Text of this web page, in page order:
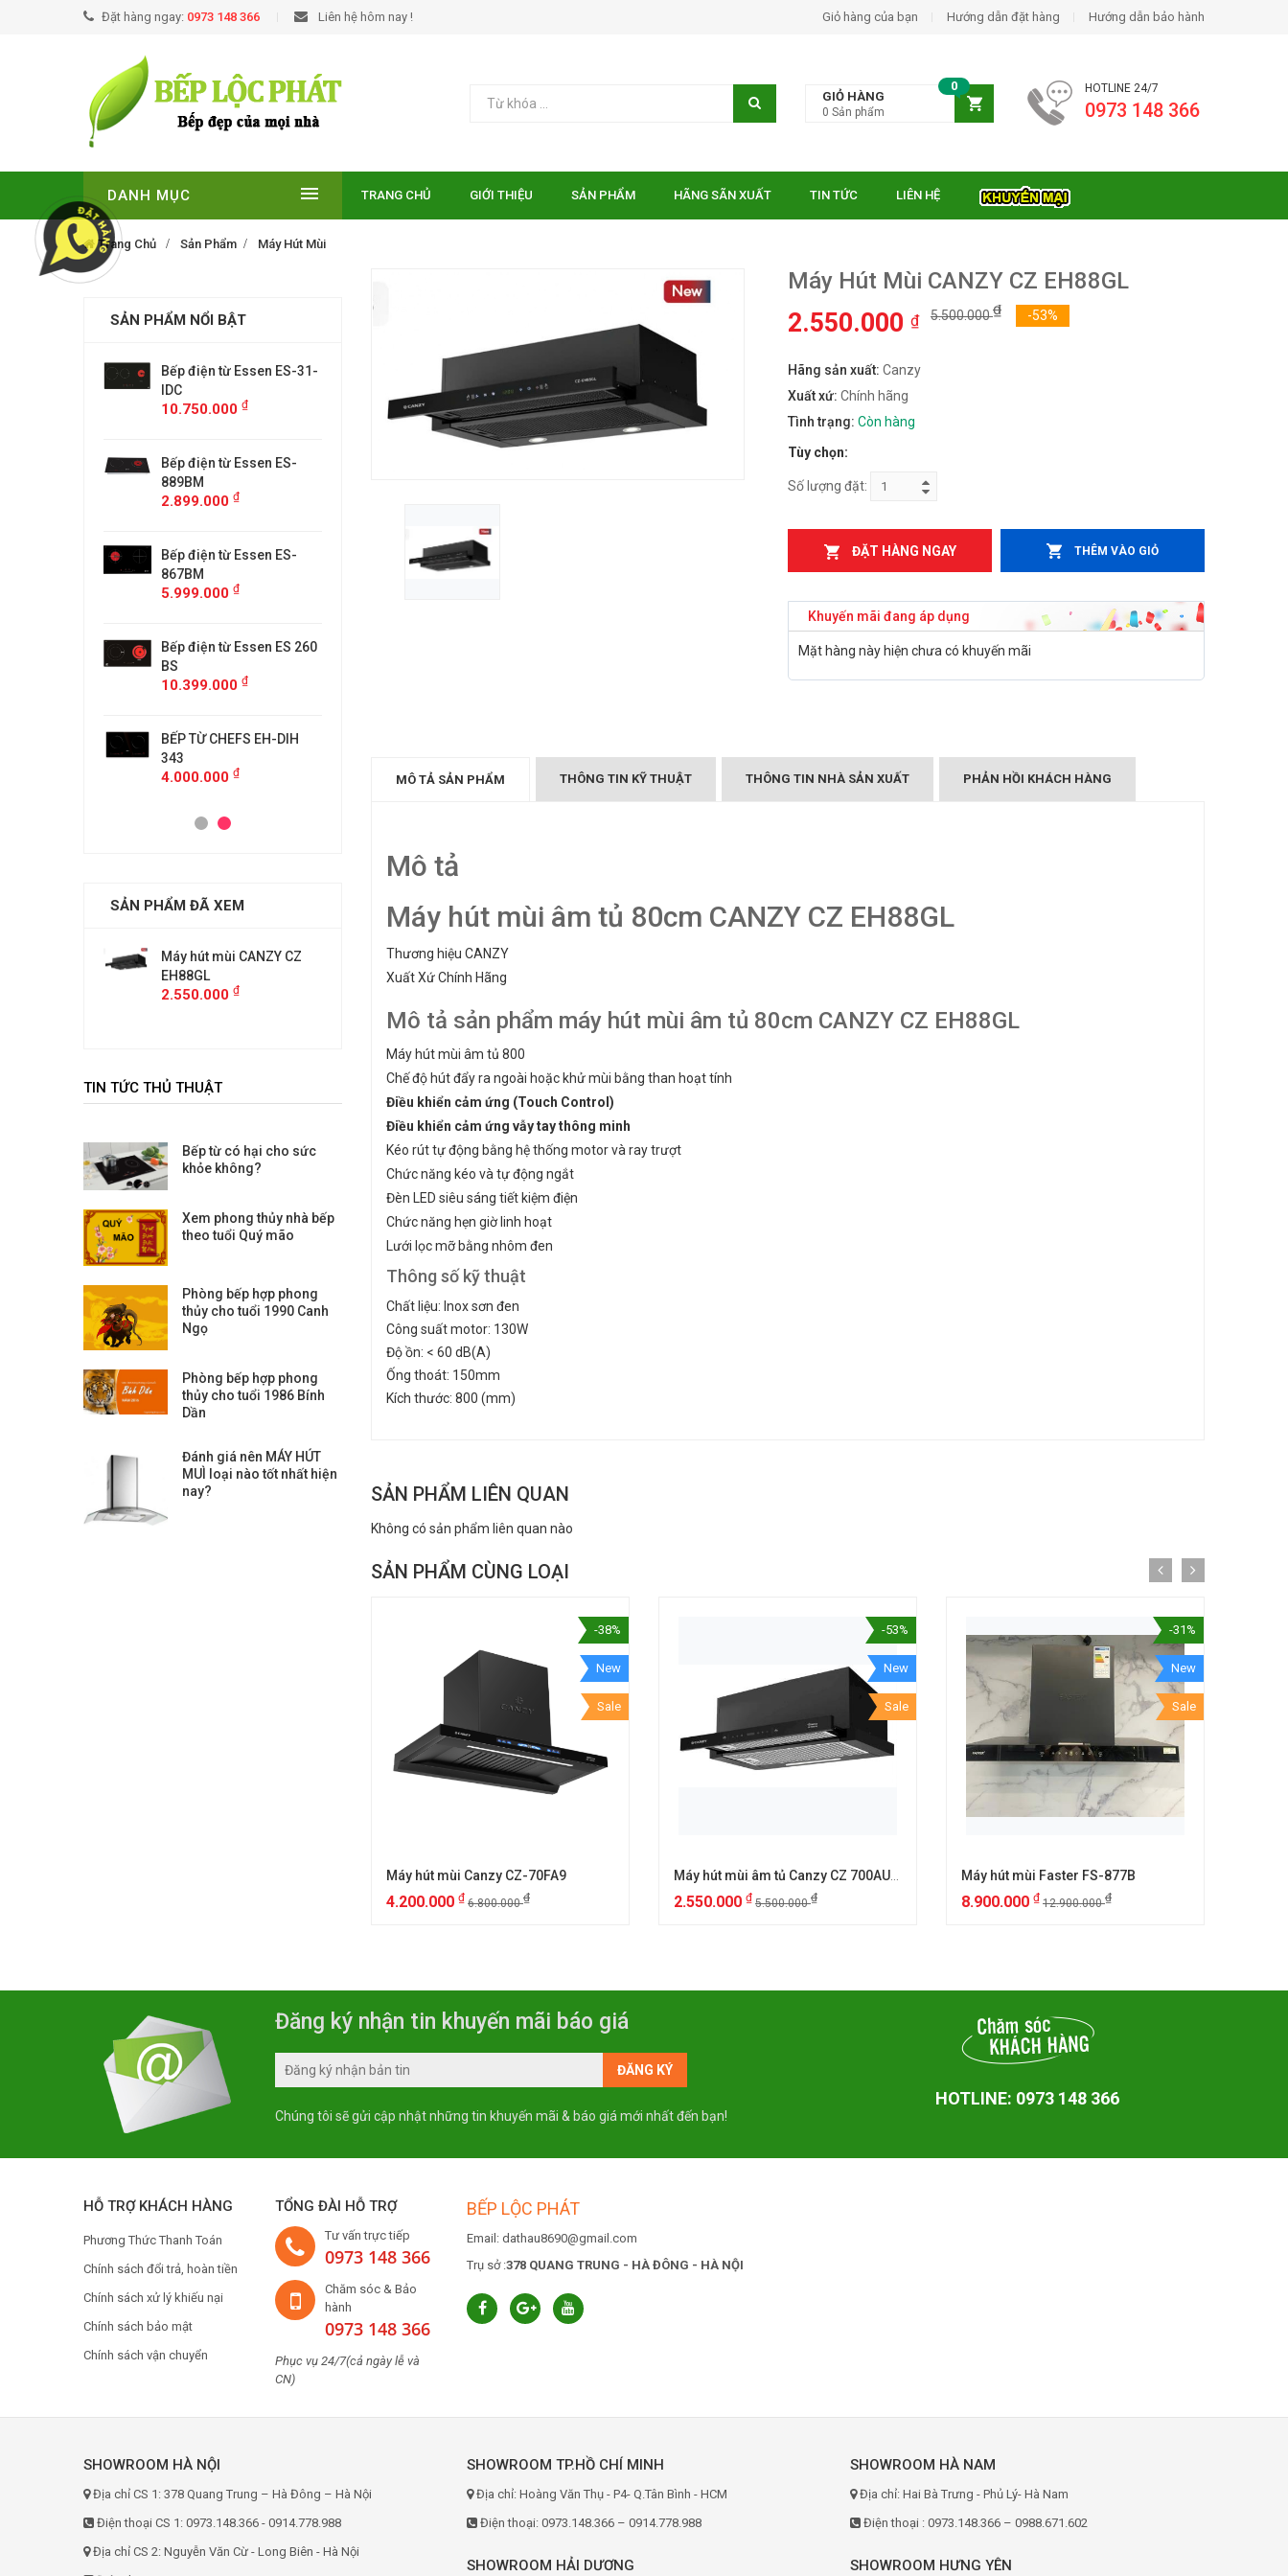
Đặt hàng ngay: 0973 148 366 Liên hệ hôm nay ! Giỏ hàng của bạn Hướng dẫn đặt hàng Hướng dẫn bảo hành
HOTLINE 24/7
0973 148 366
GIỎ HÀNG
0
0 Sản phẩm
DANH MỤC TRANG CHỦ GIỚI THIỆU SẢN PHẨM HÃNG SÃN XUẤT TIN TỨC LIÊN HỆ
Trang Chủ Sản Phẩm Máy Hút Mùi
Máy Hút Mùi CANZY CZ EH88GL
2.550.000 ₫ 5.500.000₫ -53%
Hãng sản xuất: Canzy
Xuất xứ: Chính hãng
Tình trạng: Còn hàng
Tùy chọn:
Số lượng đặt:
ĐẶT HÀNG NGAY THÊM VÀO GIỎ
Khuyến mãi đang áp dụng
Mặt hàng này hiện chưa có khuyến mãi
MÔ TẢ SẢN PHẨM THÔNG TIN KỸ THUẬT THÔNG TIN NHÀ SẢN XUẤT PHẢN HỒI KHÁCH HÀNG
Mô tả
Máy hút mùi âm tủ 80cm CANZY CZ EH88GL
Thương hiệu CANZY
Xuất Xứ Chính Hãng
Mô tả sản phẩm máy hút mùi âm tủ 80cm CANZY CZ EH88GL
Máy hút mùi âm tủ 800
Chế độ hút đẩy ra ngoài hoặc khử mùi bằng than hoạt tính
Điều khiển cảm ứng (Touch Control)
Điều khiển cảm ứng vẫy tay thông minh
Kéo rút tự động bằng hệ thống motor và ray trượt
Chức năng kéo và tự động ngắt
Đèn LED siêu sáng tiết kiệm điện
Chức năng hẹn giờ linh hoạt
Lưới lọc mỡ bằng nhôm đen
Thông số kỹ thuật
Chất liệu: Inox sơn đen
Công suất motor: 130W
Độ ồn: < 60 dB(A)
Ống thoát: 150mm
Kích thước: 800 (mm)
SẢN PHẨM LIÊN QUAN
Không có sản phẩm liên quan nào
SẢN PHẨM CÙNG LOẠI
-38%
New
Sale
Máy hút mùi Canzy CZ-70FA9
4.200.000 ₫ 6.800.000₫
-53%
New
Sale
2.550.000 ₫ 5.500.000₫
-31%
New
Sale
Máy hút mùi Faster FS-877B
8.900.000 ₫ 12.900.000₫
SẢN PHẨM NỔI BẬT
Bếp điện từ Essen ES-31-
IDC
10.750.000 ₫
Bếp điện từ Essen ES-
889BM
2.899.000 ₫
Bếp điện từ Essen ES-
867BM
5.999.000 ₫
Bếp điện từ Essen ES 260
BS
10.399.000 ₫
BẾP TỪ CHEFS EH-DIH
343
4.000.000 ₫
BẾP TỪ EUROSUN EU-
T210NOTE
9.299.000
MÁY HÚT MÙI KÍNH CONG
KF-GB705/GB905
Bếp điện từ Essen ES-31-
IDC
10.750.000
343
4.000.000 ₫
SẢN PHẨM ĐÃ XEM
Máy hút mùi CANZY CZ
EH88GL
2.550.000 ₫
Máy hút mùi CANZY CZ
EH88GL
TIN TỨC THỦ THUẬT
Bếp từ có hại cho sức
khỏe không?
Xem phong thủy nhà bếp
theo tuổi Quý mão
Phòng bếp hợp phong
thủy cho tuổi 1990 Canh
Ngọ
Phòng bếp hợp phong
thủy cho tuổi 1986 Bính
Dần
Đánh giá nên MÁY HÚT
MUÌ loại nào tốt nhất hiện
nay?
Đăng ký nhận tin khuyến mãi báo giá
Chúng tôi sẽ gửi cập nhật những tin khuyến mãi & báo giá mới nhất đến bạn!
HOTLINE: 0973 148 366
HỖ TRỢ KHÁCH HÀNG
Phương Thức Thanh Toán
Chính sách đổi trả, hoàn tiền
Chính sách xử lý khiếu nại
Chính sách bảo mật
Chính sách vận chuyển
TỔNG ĐÀI HỖ TRỢ
Tư vấn trực tiếp
0973 148 366
Chăm sóc & Bảo
hành
0973 148 366
Phục vụ 24/7(cả ngày lễ và
CN)
BẾP LỘC PHÁT
Email: dathau8690@gmail.com
Trụ sở :378 QUANG TRUNG - HÀ ĐÔNG - HÀ NỘI
SHOWROOM HÀ NỘI
Địa chỉ CS 1: 378 Quang Trung – Hà Đông – Hà Nội
Điện thoại CS 1: 0973.148.366 - 0914.778.988
Địa chỉ CS 2: Nguyễn Văn Cừ - Long Biên - Hà Nội
SHOWROOM TP.HỒ CHÍ MINH
Địa chỉ: Hoàng Văn Thụ - P4- Q.Tân Bình - HCM
Điện thoại: 0973.148.366 – 0914.778.988
SHOWROOM HÀ NAM
Địa chỉ: Hai Bà Trưng - Phủ Lý- Hà Nam
Điện thoại : 0973.148.366 – 0988.671.602
SHOWROOM HẢI DƯƠNG SHOWROOM HƯNG YÊN